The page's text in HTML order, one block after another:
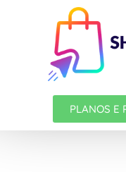
PLANOS E